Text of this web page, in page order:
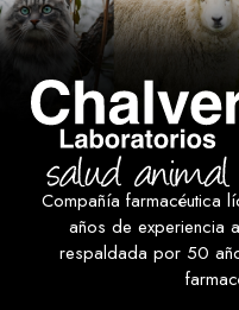
Compañía farmacéutica
años de experiencia
respaldada por 50